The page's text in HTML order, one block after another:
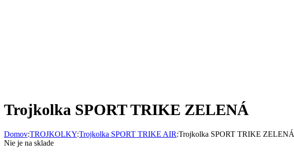
Trojkolka SPORT TRIKE ZELENÁ
Domov:TROJKOLKY:Trojkolka SPORT TRIKE AIR:Trojkolka SPORT TRIKE ZELENÁ
Nie je na sklade